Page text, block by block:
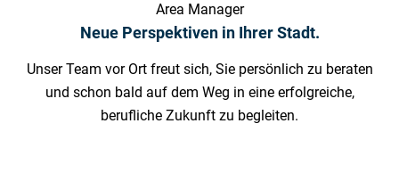
Area Manager
Neue Perspektiven in Ihrer Stadt.
Unser Team vor Ort freut sich, Sie persönlich zu beraten
und schon bald auf dem Weg in eine erfolgreiche,
berufliche Zukunft zu begleiten.